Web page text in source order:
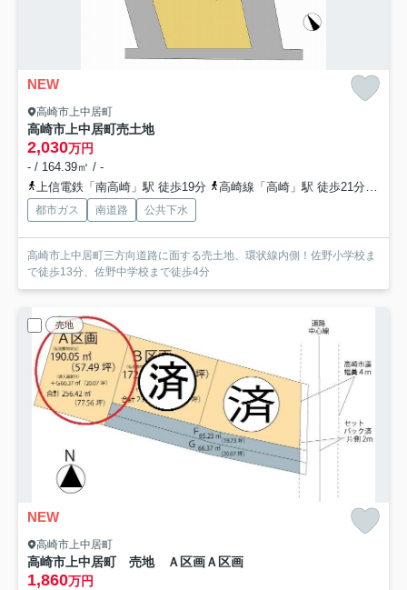
NEW
高崎市上中居町
高崎市上中居町売土地
2,030万円
- / 164.39㎡ / -
上信電鉄「南高崎」駅 徒歩19分
高崎線「高崎」駅 徒歩21分
都市ガス 南道路 公共下水
高崎市上中居町三方向道路に面する売土地、環状線内側！佐野小学校ま
で徒歩13分、佐野中学校まで徒歩4分
売地
NEW
高崎市上中居町
高崎市上中居町 売地 Ａ区画Ａ区画
1,860万円